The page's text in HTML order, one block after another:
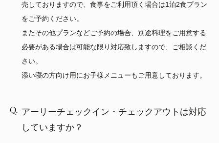
売しておりますので、食事をご利用頂く場合は1泊2食プラン
をご予約ください。
またその他プランなどご予約の場合、別途料理をご用意する
必要がある場合は可能な限り対応致しますので、ご相談くだ
さい。
添い寝の方向け用にお子様メニューもご用意しております。
アーリーチェックイン・チェックアウトは対応
していますか？